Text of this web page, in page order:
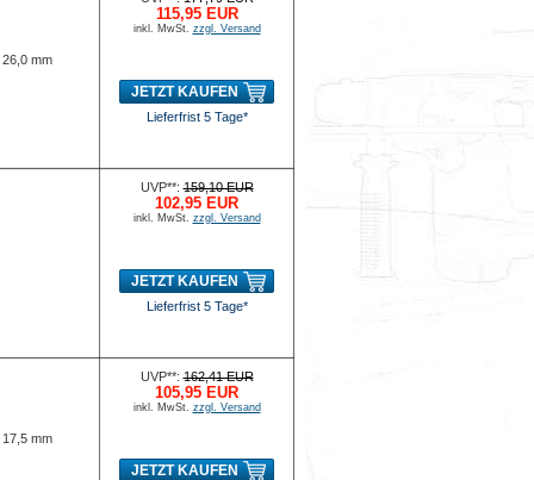
mm
115,95 EUR
inkl. MwSt. zzgl. Versand
JETZT KAUFEN
Lieferfrist 5 Tage*
UVP**:159,10 EUR
102,95 EUR
inkl. MwSt. zzgl. Versand
JETZT KAUFEN
Lieferfrist 5 Tage*
mm
UVP**:162,41 EUR
105,95 EUR
inkl. MwSt. zzgl. Versand
JETZT KAUFEN